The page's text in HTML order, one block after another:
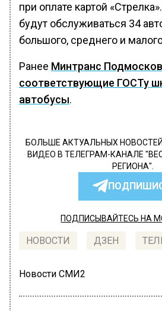
при оплате картой
будут обслуживаться 34
большого, среднего и
Ранее Минтранс
соответствующие ГОСТу
автобусы.
БОЛЬШЕ АКТУАЛЬНЫХ
ВИДЕО В ТЕЛЕГРАМ-КАНАЛЕ
РЕГИОНА".
ПОДПИСЫВАЙТЕСЬ НА
НОВОСТИ ДЗЕН
Новости СМИ2